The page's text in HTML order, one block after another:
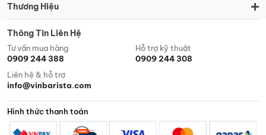
Thương Hiệu
Thông Tin Liên Hệ
Tư vấn mua hàng
0909 244 388
Hỗ trợ kỹ thuật
0909 244 308
Liên hệ & hỗ trợ
info@vinbarista.com
Hình thức thanh toán